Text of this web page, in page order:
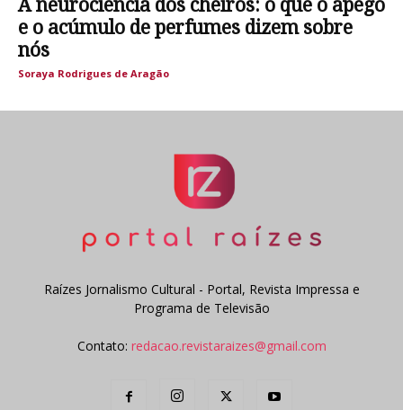
A neurociência dos cheiros: o que o apego
e o acúmulo de perfumes dizem sobre
nós
Soraya Rodrigues de Aragão
Raízes Jornalismo Cultural - Portal, Revista Impressa e
Programa de Televisão
Contato: redacao.revistaraizes@gmail.com